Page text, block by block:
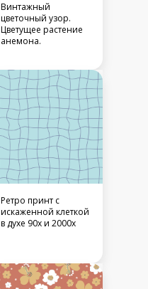
Винтажный
цветочный узор.
Цветущее растение
анемона.
Ретро принт с
искаженной клеткой
в духе 90х и 2000х